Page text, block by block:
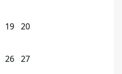
19 20
26 27